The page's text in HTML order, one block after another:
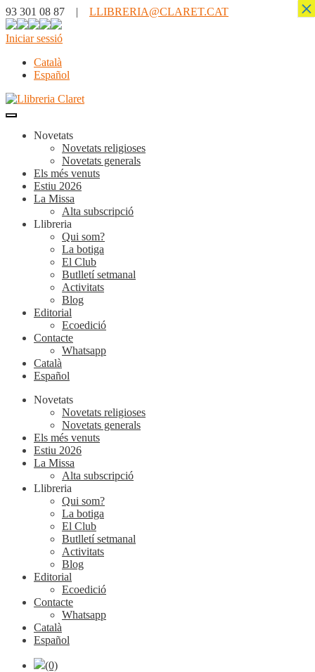
93 301 08 87 | LLIBRERIA@CLARET.CAT
Iniciar sessió
Català
Español
Novetats
Novetats religioses
Novetats generals
Els més venuts
Estiu 2026
La Missa
Alta subscripció
Llibreria
Qui som?
La botiga
El Club
Butlletí setmanal
Activitats
Blog
Editorial
Ecoedició
Contacte
Whatsapp
Català
Español
Novetats
Novetats religioses
Novetats generals
Els més venuts
Estiu 2026
La Missa
Alta subscripció
Llibreria
Qui som?
La botiga
El Club
Butlletí setmanal
Activitats
Blog
Editorial
Ecoedició
Contacte
Whatsapp
Català
Español
(0)
×